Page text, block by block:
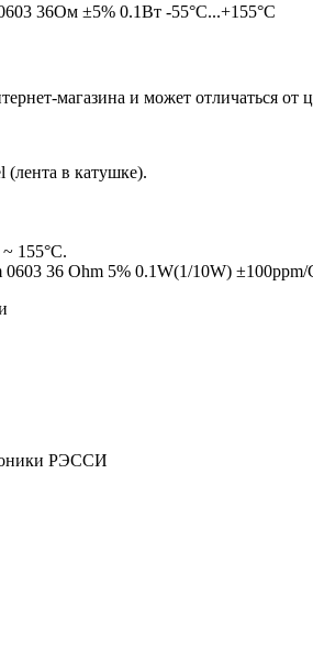
36Ом ±5% 0.1Вт -55°С...+155°С
магазина и может отличаться от
(лента в катушке).
155°C.
36 Ohm 5% 0.1W(1/10W)
РЭССИ